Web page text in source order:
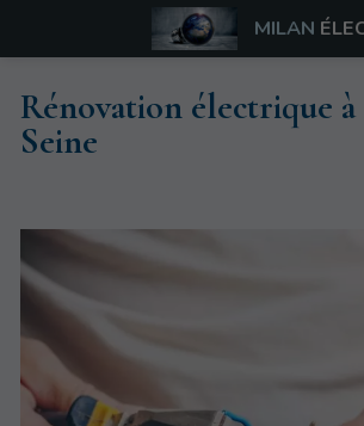
MILAN
Rénovation électrique
Seine